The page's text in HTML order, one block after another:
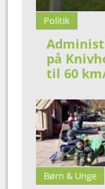
Politik
på
til 60
Børn & Unge